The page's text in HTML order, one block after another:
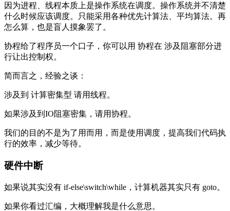
因为进程、线程本质上是操作系统在调度。操作系统并不清楚
什么时候应该调度。只能采用各种优先计算法、平均算法。再
怎么算，也是盲人摸象罢了。
协程给了程序员一个口子，你可以用 协程在 涉及阻塞部分进
行让出控制权。
简而言之，经验之谈：
涉及到 计算密集型 请用线程。
如果涉及到IO阻塞密集，请用协程。
我们的目的不是为了用而用，而是使用调度，提高我们代码执
行的效率，减少等待。
硬件中断
如果说其实没有 if-else\switch\while，计算机器其实只有 goto。
如果你看过汇编，大概理解我是什么意思。